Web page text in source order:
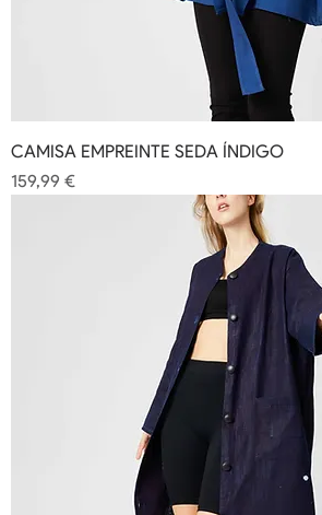
CAMISA EMPREINTE SEDA ÍNDIGO
Precio
159,99 €